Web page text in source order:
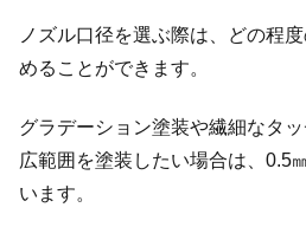
ノズル口径を選ぶ際は、どの程
めることができます。
グラデーション塗装や繊細なタ
広範囲を塗装したい場合は、0.5
います。